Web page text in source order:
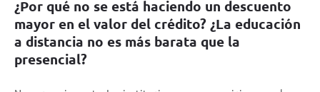
¿Por qué no se está haciendo un descuento
mayor en el valor del crédito? ¿La educación
a distancia no es más barata que la
presencial?